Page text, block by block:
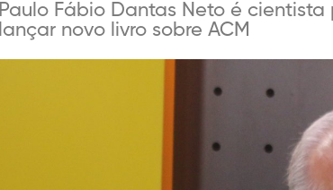
Paulo Fábio Dantas Neto é
lançar novo livro sobre ACM